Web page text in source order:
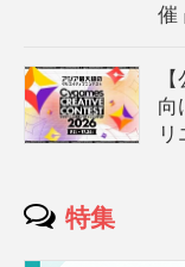
催
向
特集